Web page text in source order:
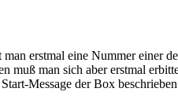
erstmal eine Nummer
muß man sich aber erstmal
Message der Box